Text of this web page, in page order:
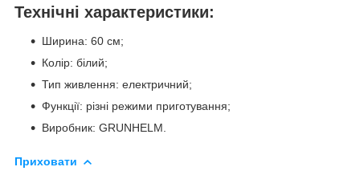
Технічні характеристики:
Ширина: 60 см;
Колір: білий;
Тип живлення: електричний;
Функції: різні режими приготування;
Виробник: GRUNHELM.
Приховати